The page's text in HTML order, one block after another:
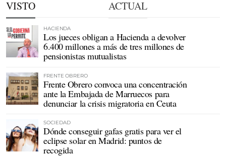
VISTO ACTUAL
HACIENDA
Los jueces obligan a Hacienda a devolver
6.400 millones a más de tres millones de
pensionistas mutualistas
FRENTE OBRERO
Frente Obrero convoca una concentración
ante la Embajada de Marruecos para
denunciar la crisis migratoria en Ceuta
SOCIEDAD
Dónde conseguir gafas gratis para ver el
eclipse solar en Madrid: puntos de
recogida